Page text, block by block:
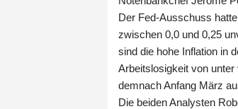
Der Fed-Ausschuss
zwischen 0,0 und 0,25
sind die hohe Inflation in
Arbeitslosigkeit von
demnach Anfang März
Die beiden Analysten